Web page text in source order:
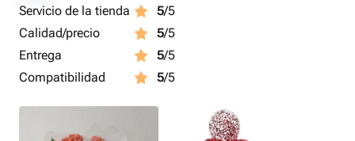
Servicio de la tienda 5/5
Calidad/precio
5/5
Entrega
5/5
Compatibilidad
5/5